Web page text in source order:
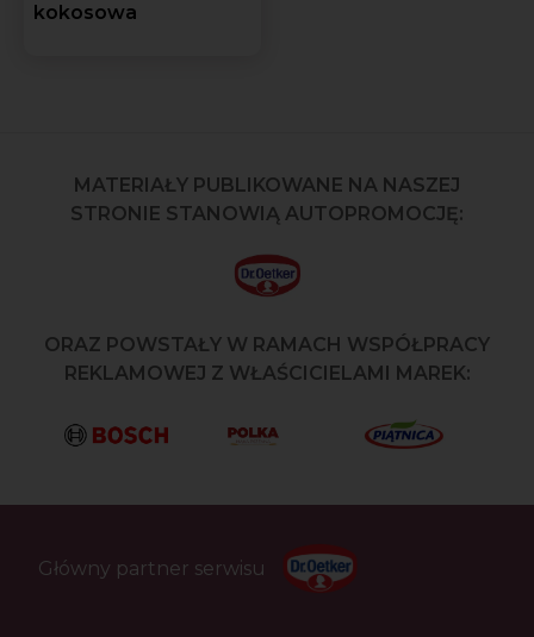
kokosowa
MATERIAŁY PUBLIKOWANE NA NASZEJ
STRONIE STANOWIĄ AUTOPROMOCJĘ:
ORAZ POWSTAŁY W RAMACH WSPÓŁPRACY
REKLAMOWEJ Z WŁAŚCICIELAMI MAREK:
Główny partner serwisu